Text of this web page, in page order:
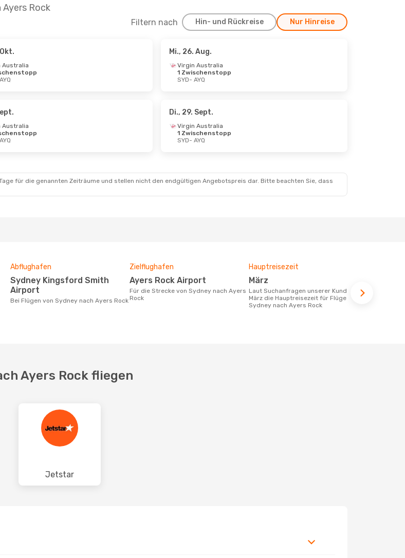
Rock
Filtern nach Hin- und Rückreise Nur Hinreise
- Di., 18. Aug.
AYQ
- SYD
Australia
Mi., 26. Aug.
Virgin Australia
1 Zwischenstopp
SYD- AYQ
Australia
Di., 29. Sept.
Virgin Australia
1 Zwischenstopp
SYD- AYQ
für die genannten Zeiträume und stellen nicht den endgültigen Angebotspreis dar. Bitte beachten Sie, dass
Abflughafen
Sydney Kingsford Smith
Airport
Bei Flügen von Sydney nach Ayers Rock
Zielflughafen
Ayers Rock Airport
Für die Strecke von Sydney nach Ayers
Rock
Hauptreisezeit
März
Laut Suchanfragen unserer Kunden ist
März die Hauptreisezeit für Flüge von
Sydney nach Ayers Rock
Ayers Rock fliegen
Jetstar